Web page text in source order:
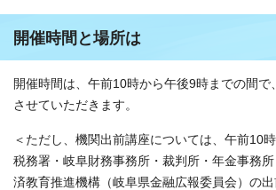
開催時間と場所は
開催時間は、午前10時から午後9時までの間で
させていただきます。
＜ただし、機関出前講座については、午前10
税務署・岐阜財務事務所・裁判所・年金事務
済教育推進機構（岐阜県金融広報委員会）の